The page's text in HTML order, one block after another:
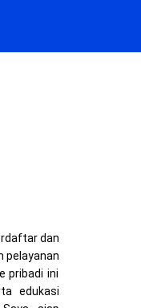
dan
pelayanan
pribadi ini
edukasi